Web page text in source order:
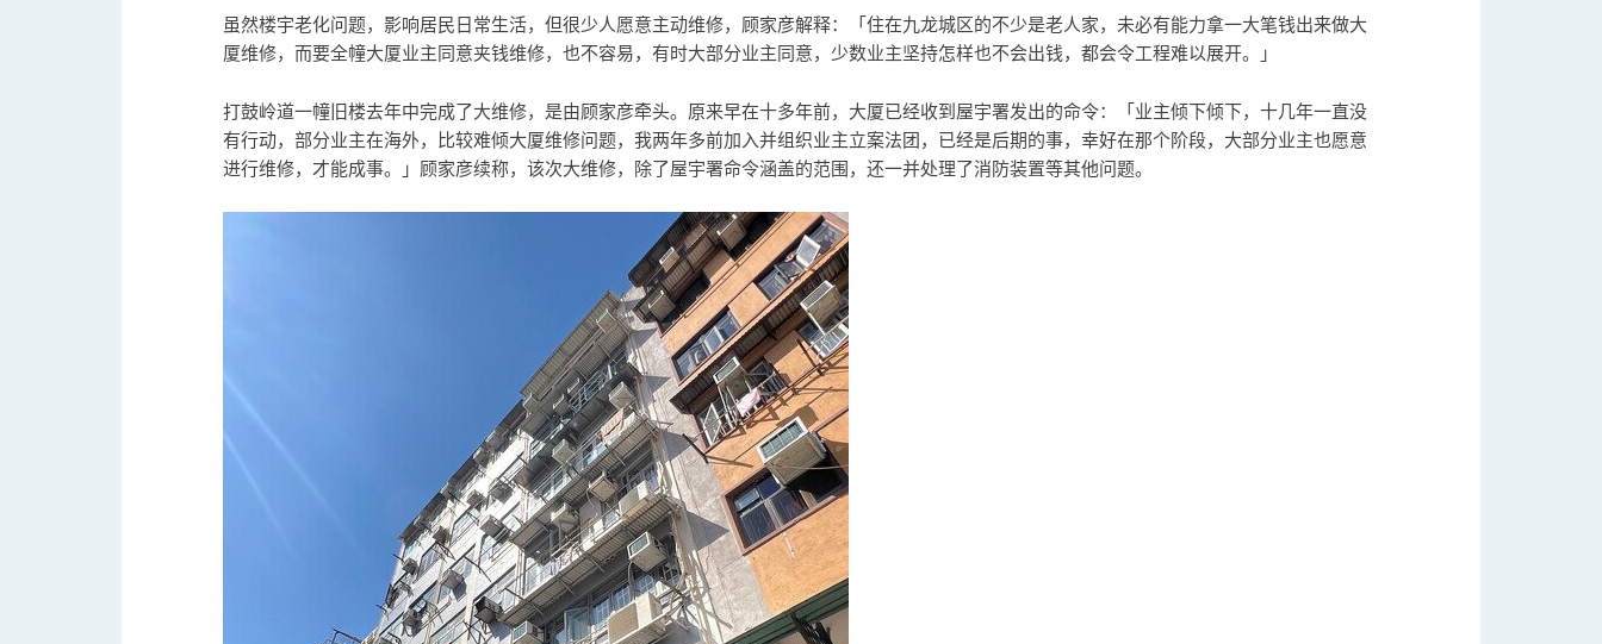
虽然楼宇老化问题，影响居民日常生活，但很少人愿意主动维修，顾家彦解释：「住在九龙城区的不少是老人家，未必有能力拿一大笔钱出来做大
厦维修，而要全幢大厦业主同意夹钱维修，也不容易，有时大部分业主同意，少数业主坚持怎样也不会出钱，都会令工程难以展开。」
打鼓岭道一幢旧楼去年中完成了大维修，是由顾家彦牵头。原来早在十多年前，大厦已经收到屋宇署发出的命令：「业主倾下倾下，十几年一直没
有行动，部分业主在海外，比较难倾大厦维修问题，我两年多前加入并组织业主立案法团，已经是后期的事，幸好在那个阶段，大部分业主也愿意
进行维修，才能成事。」顾家彦续称，该次大维修，除了屋宇署命令涵盖的范围，还一并处理了消防装置等其他问题。